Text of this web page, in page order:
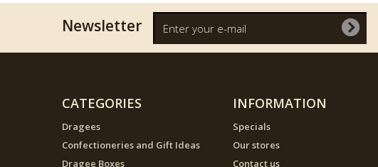
Newsletter
CATEGORIES
Dragees
Confectioneries and Gift Ideas
Dragee Boxes
INFORMATION
Specials
Our stores
Contact us